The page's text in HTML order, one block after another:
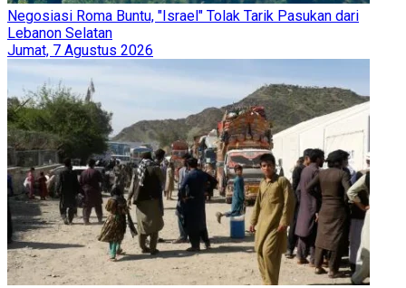
Negosiasi Roma Buntu, "Israel" Tolak Tarik Pasukan dari
Lebanon Selatan
Jumat, 7 Agustus 2026